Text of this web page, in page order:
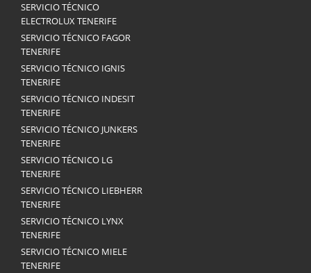
SERVICIO TÉCNICO
ELECTROLUX TENERIFE
SERVICIO TÉCNICO FAGOR
TENERIFE
SERVICIO TÉCNICO IGNIS
TENERIFE
SERVICIO TÉCNICO INDESIT
TENERIFE
SERVICIO TÉCNICO JUNKERS
TENERIFE
SERVICIO TÉCNICO LG
TENERIFE
SERVICIO TÉCNICO LIEBHERR
TENERIFE
SERVICIO TÉCNICO LYNX
TENERIFE
SERVICIO TÉCNICO MIELE
TENERIFE